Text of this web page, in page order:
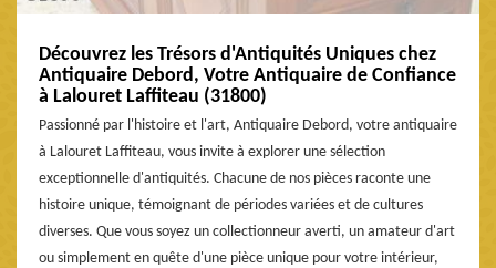
Découvrez les Trésors d'Antiquités Uniques chez
Antiquaire Debord, Votre Antiquaire de Confiance
à Lalouret Laffiteau (31800)
Passionné par l'histoire et l'art, Antiquaire Debord, votre antiquaire
à Lalouret Laffiteau, vous invite à explorer une sélection
exceptionnelle d'antiquités. Chacune de nos pièces raconte une
histoire unique, témoignant de périodes variées et de cultures
diverses. Que vous soyez un collectionneur averti, un amateur d'art
ou simplement en quête d'une pièce unique pour votre intérieur,